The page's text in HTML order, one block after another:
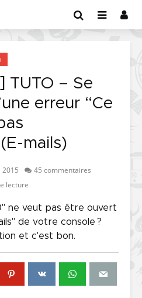
TUTO – Se
erreur “Ce
mails)
2015
45 commentaires
lecture
ne veut pas être ouvert
de votre console ?
et c'est bon.